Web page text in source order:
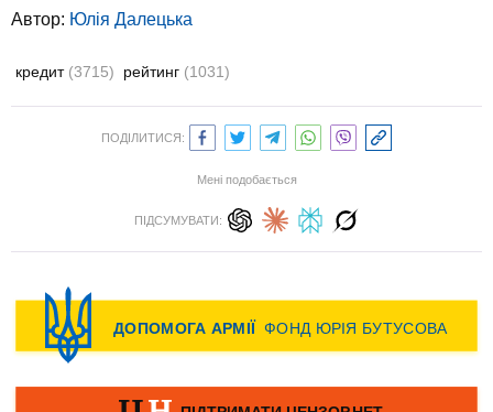
Автор: Юлiя Далецька
кредит (3715) рейтинг (1031)
ПОДІЛИТИСЯ:
Мені подобається
ПІДСУМУВАТИ: